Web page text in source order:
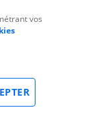
vos